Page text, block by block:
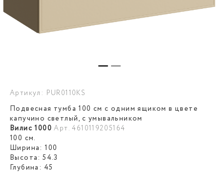
Артикул: PUR0110KS
Подвесная тумба 100 см с одним ящиком в цвете
капучино светлый, с умывальником
Вилис 1000 Арт. 4610119205164
100 см.
Ширина: 100
Высота: 54.3
Глубина: 45